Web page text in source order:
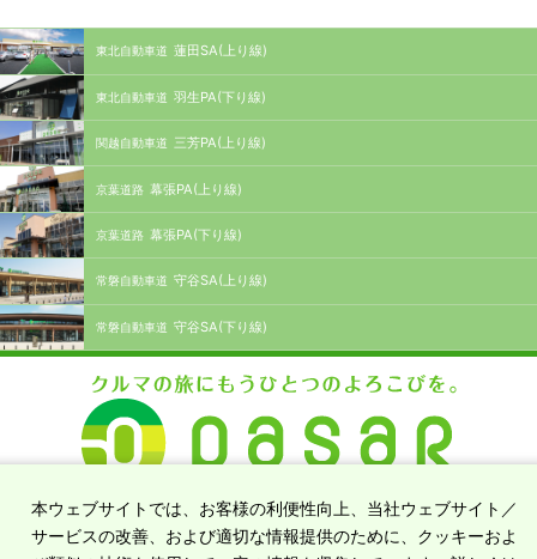
東北自動車道 蓮田SA(上り線)
東北自動車道 羽生PA(下り線)
関越自動車道 三芳PA(上り線)
京葉道路 幕張PA(上り線)
京葉道路 幕張PA(下り線)
常磐自動車道 守谷SA(上り線)
常磐自動車道 守谷SA(下り線)
高速道路がつなぐクルマの旅を、もっと楽しく快適に
本ウェブサイトでは、お客様の利便性向上、当社ウェブサイト／
サービスの改善、および適切な情報提供のために、クッキーおよ